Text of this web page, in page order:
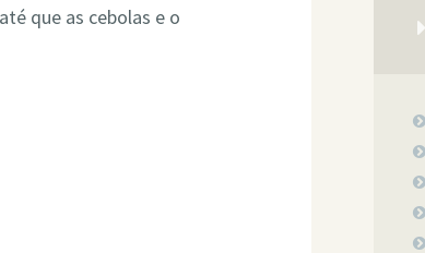
que as cebolas e o